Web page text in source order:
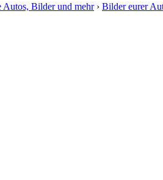
Autos, Bilder und mehr› Bilder eurer